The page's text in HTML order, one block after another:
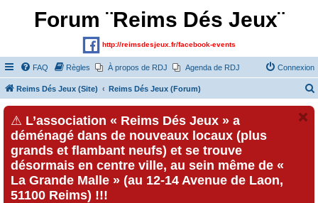
Forum ¨Reims Dés Jeux¨
http://reimsdesjeux.fr/facebook-events
FAQ Règles À propos de RDJ Agenda de RDJ Connexion
Reims Dés Jeux (Site) Reims Dés Jeux (Forum)
⚠ L’association « Reims Dés Jeux » a
déménagé dans de nouveaux locaux (plus
grands et flambant neufs) et se trouve
désormais en centre ville, au sein même de «
La Grande Malle » (au 12-14 Avenue de Laon,
51100 Reims) !!!